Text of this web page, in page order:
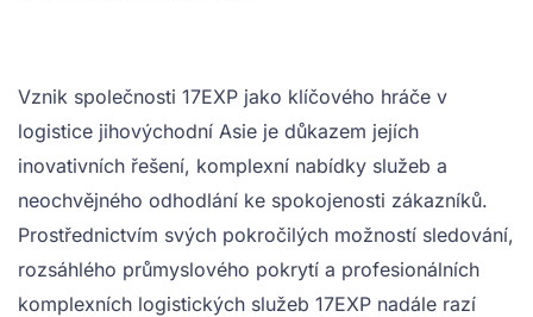
Vznik společnosti 17EXP jako klíčového hráče v
logistice jihovýchodní Asie je důkazem jejích
inovativních řešení, komplexní nabídky služeb a
neochvějného odhodlání ke spokojenosti zákazníků.
Prostřednictvím svých pokročilých možností sledování,
rozsáhlého průmyslového pokrytí a profesionálních
komplexních logistických služeb 17EXP nadále razí